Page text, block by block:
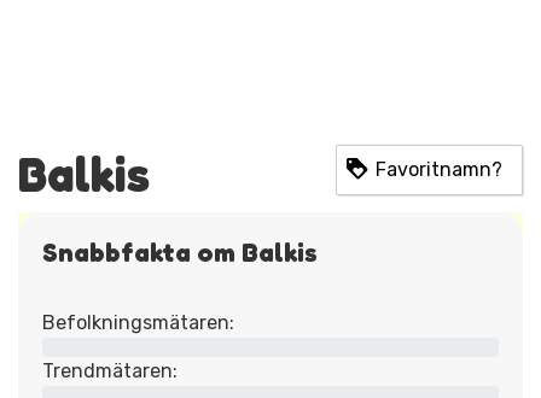
Balkis Favoritnamn?
Snabbfakta om Balkis
Befolkningsmätaren:
Trendmätaren: